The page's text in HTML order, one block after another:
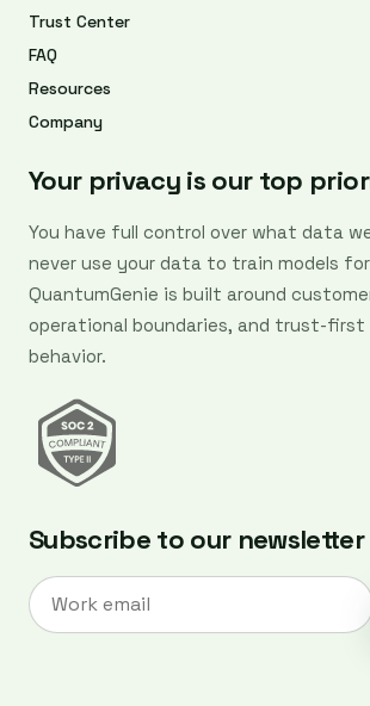
Trust Center
FAQ
Resources
Company
Your privacy is our top
You have full control over what data
never use your data to train models
QuantumGenie is built around
operational boundaries, and trust-first
behavior.
Subscribe to our newsletter